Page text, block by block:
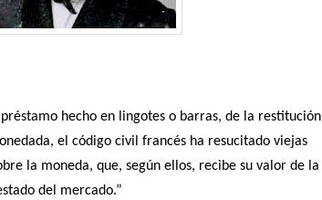
hecho en lingotes o barras, de la restitución
el código civil francés ha resucitado viejas
la moneda, que, según ellos, recibe su valor de la
del mercado.”